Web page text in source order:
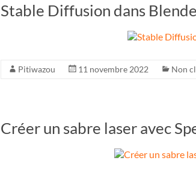
Stable Diffusion dans
Pitiwazou 11 novembre 2022 Non
Créer un sabre laser avec